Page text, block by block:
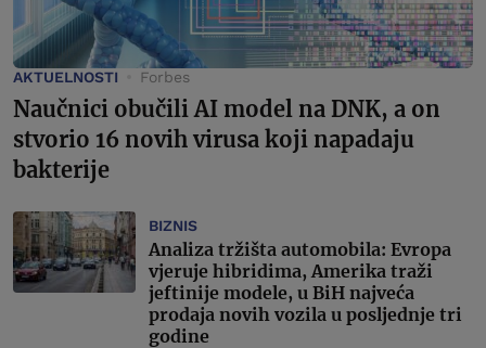
AKTUELNOSTI Forbes
Naučnici obučili AI model na DNK, a on
stvorio 16 novih virusa koji napadaju
bakterije
BIZNIS
Analiza tržišta automobila: Evropa
vjeruje hibridima, Amerika traži
jeftinije modele, u BiH najveća
prodaja novih vozila u posljednje tri
godine